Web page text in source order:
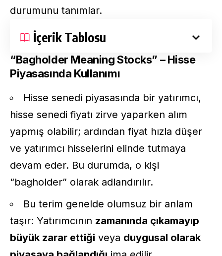
durumunu tanımlar.
İçerik Tablosu
“Bagholder Meaning Stocks” – Hisse
Piyasasında Kullanımı
Hisse senedi piyasasında bir yatırımcı,
hisse senedi fiyatı zirve yaparken alım
yapmış olabilir; ardından fiyat hızla düşer
ve yatırımcı hisselerini elinde tutmaya
devam eder. Bu durumda, o kişi
“bagholder” olarak adlandırılır.
Bu terim genelde olumsuz bir anlam
taşır: Yatırımcının zamanında çıkamayıp
büyük zarar ettiği veya duygusal olarak